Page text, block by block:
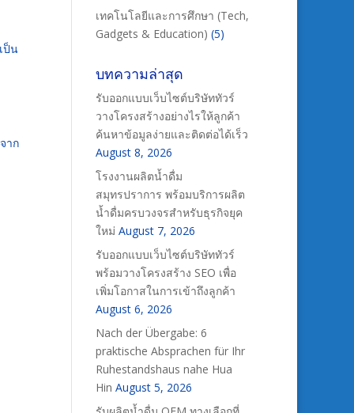
ป็น
าก
เทคโนโลยีและการศึกษา (Tech,
Gadgets & Education) (5)
บทความล่าสุด
รับออกแบบเว็บไซต์บริษัททัวร์
วางโครงสร้างอย่างไรให้ลูกค้า
ค้นหาข้อมูลง่ายและติดต่อได้เร็ว
August 8, 2026
โรงงานผลิตน้ำดื่ม
สมุทรปราการ พร้อมบริการผลิต
น้ำดื่มครบวงจรสำหรับธุรกิจยุค
ใหม่ August 7, 2026
รับออกแบบเว็บไซต์บริษัททัวร์
พร้อมวางโครงสร้าง SEO เพื่อ
เพิ่มโอกาสในการเข้าถึงลูกค้า
August 6, 2026
Nach der Übergabe: 6
praktische Absprachen für Ihr
Ruhestandshaus nahe Hua
Hin August 5, 2026